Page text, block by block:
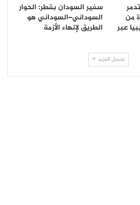
من
عبر
سفير السودان بقطر: الحوار
السوداني–السوداني هو
الطريق لإنهاء الأزمة
تحميل المزيد